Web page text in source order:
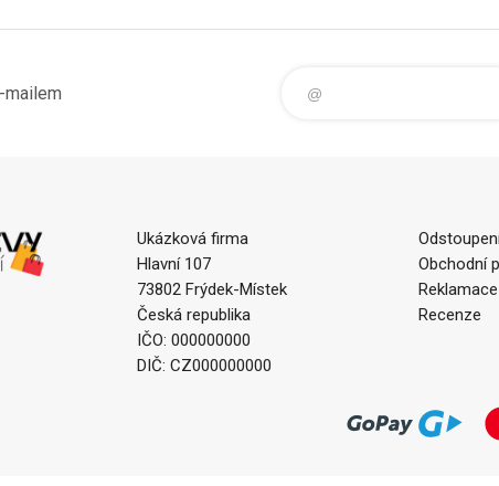
mailem
Ukázková firma
Hlavní 107
73802 Frýdek-Místek
Česká republika
IČO: 000000000
DIČ: CZ000000000
Obchodní
Reklamace
Recenze